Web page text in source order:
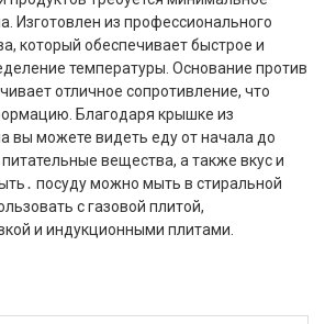
Изготовлен из профессионального
который обеспечивает быстрое и
температуры. Основание против
отличное сопротивление, что
Благодаря крышке из
вы можете видеть еду от начала до
вещества, а также вкус и
посуду можно мыть в стиральной
с газовой плитой,
и индукционными плитами.